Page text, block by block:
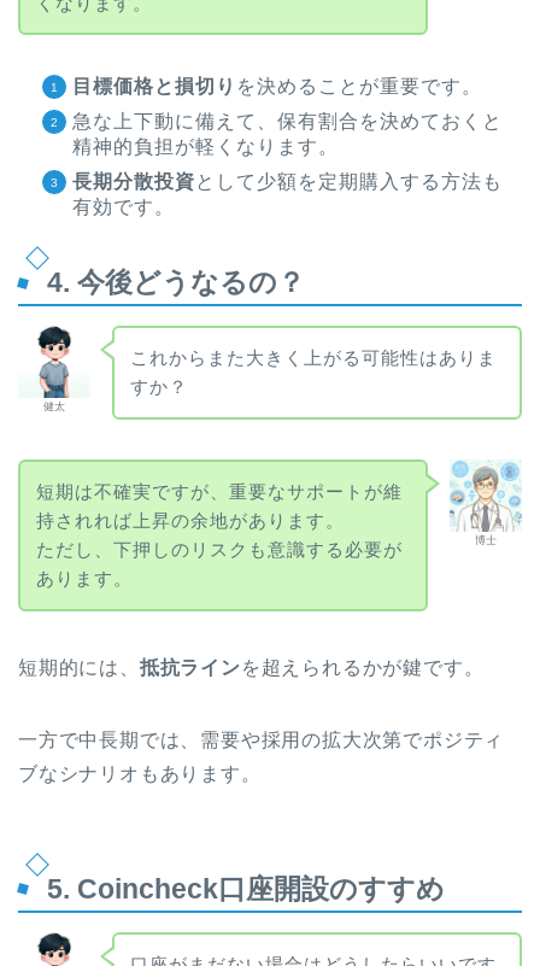
目標価格と損切り を決めることが重要です。
急な上下動に備えて、保有割合を決めておくと
精神的負担が軽くなります。
長期分散投資 として少額を定期購入する方法も
有効です。
4. 今後どうなるの？
健太
これからまた大きく上がる可能性はありま
すか？
博士
短期は不確実ですが、重要なサポートが維
持されれば上昇の余地があります。
ただし、下押しのリスクも意識する必要が
あります。
短期的には、 抵抗ラインを超えられるかが鍵です。
一方で中長期では、需要や採用の拡大次第でポジティ
ブなシナリオもあります。
5. Coincheck口座開設のすすめ